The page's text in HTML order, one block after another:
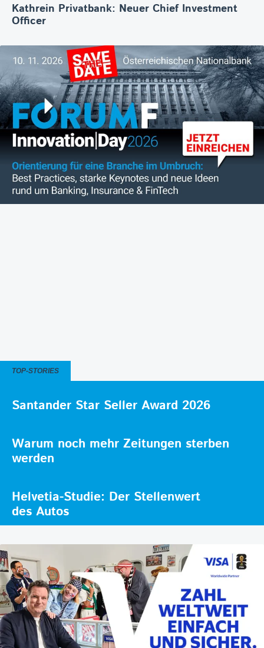
Kathrein Privatbank: Neuer Chief Investment
Officer
TOP-STORIES
Santander Star Seller Award 2026
Warum noch mehr Zeitungen sterben
werden
Helvetia-Studie: Der Stellenwert
des Autos